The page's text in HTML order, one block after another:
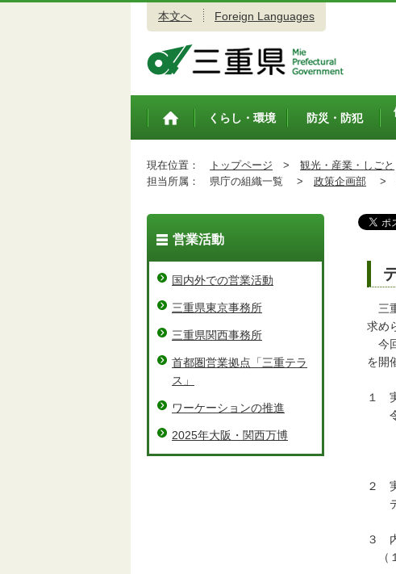
本文へ Foreign Languages
トップペ
くらし・環境 防災・防犯
現在位置： トップページ > 観光・産業・しごと
担当所属：
県庁の組織一覧 > 政策企画部 >
三
求め
今
を開
１
令
１
※
２
デ
３
（
営業活動
国内外での営業活動
三重県東京事務所
三重県関西事務所
首都圏営業拠点「三重テラ
ス」
ワーケーションの推進
2025年大阪・関西万博